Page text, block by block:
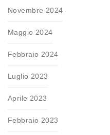
Novembre 2024
Maggio 2024
Febbraio 2024
Luglio 2023
Aprile 2023
Febbraio 2023